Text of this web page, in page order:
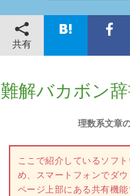
共有
難解バカボン辞
理数系文章
ここで紹介しているソフ
め、スマートフォンでダ
ページ上部にある共有機